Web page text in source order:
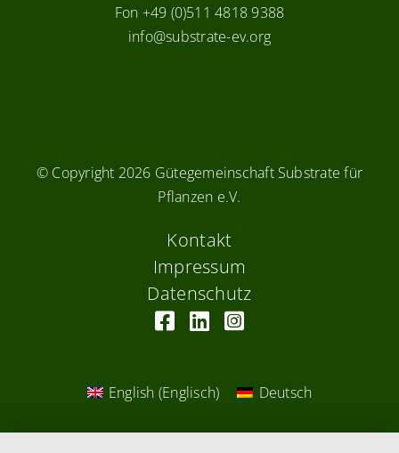
Fon +49 (0)511 4818 9388
info@substrate-ev.org
© Copyright 2026 Gütegemeinschaft Substrate für
Pflanzen e.V.
Kontakt
Impressum
Datenschutz
English (Englisch) Deutsch